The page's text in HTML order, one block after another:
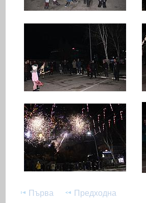
Първа Предходна